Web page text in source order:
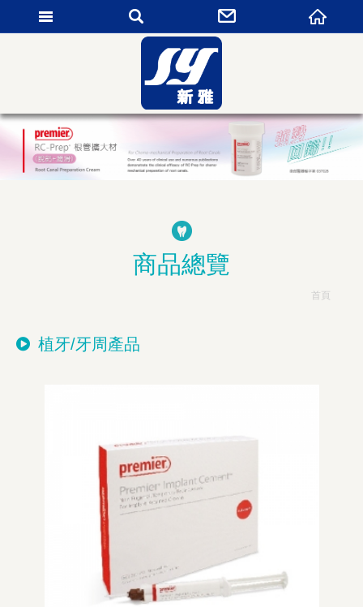
商品總覽
首頁
植牙/牙周產品